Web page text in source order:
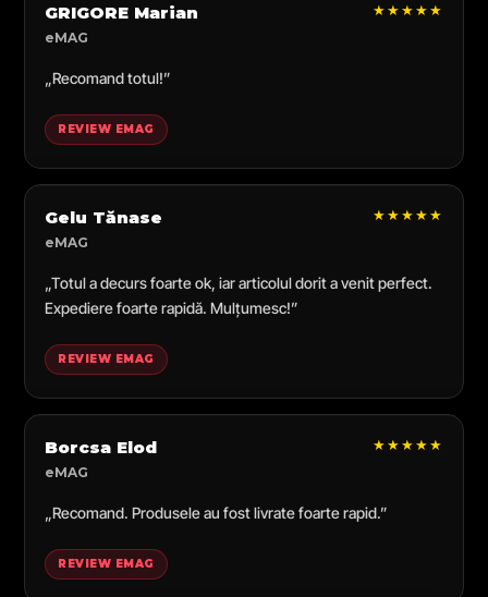
GRIGORE Marian
eMAG
★★★★★
„Recomand totul!”
REVIEW EMAG
Gelu Tănase
eMAG
★★★★★
„Totul a decurs foarte ok, iar articolul dorit a venit perfect.
Expediere foarte rapidă. Mulțumesc!”
REVIEW EMAG
Borcsa Elod
eMAG
★★★★★
„Recomand. Produsele au fost livrate foarte rapid.”
REVIEW EMAG